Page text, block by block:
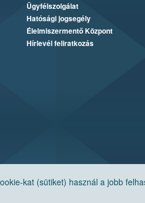
kat (sütiket) használ a jobb
Ügyfélszolgálat
Hatósági jogsegély
Élelmiszermentő Központ
Hírlevél feliratkozás